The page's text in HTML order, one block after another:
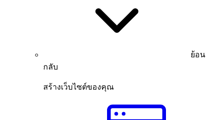
ย้อน
กลับ
สร้างเว็บไซต์ของคุณ